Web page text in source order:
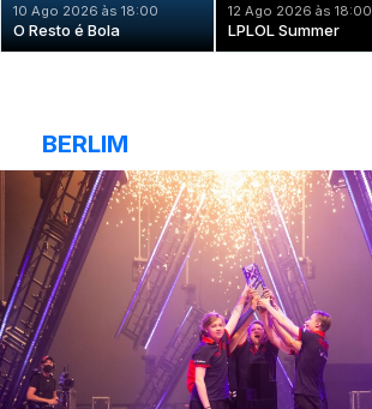
10 Ago 2026 às 18:00
O Resto é Bola
12 Ago 2026 às 18:00
LPLOL Summer
BERLIM